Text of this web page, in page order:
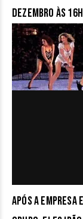
dezembro às
Após a